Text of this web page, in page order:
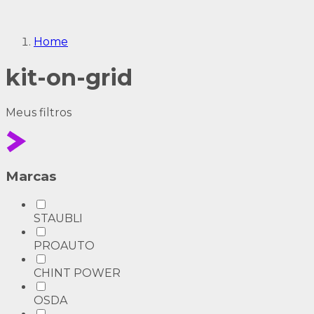
Home
kit-on-grid
Meus filtros
Marcas
STAUBLI
PROAUTO
CHINT POWER
OSDA